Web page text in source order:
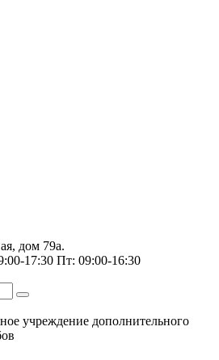
дом 79а.
17:30 Пт: 09:00-16:30
учреждение дополнительного